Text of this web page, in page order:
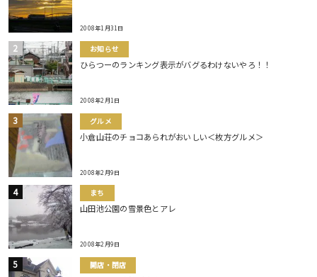
2008年1月31日
お知らせ
ひらつーのランキング表示がバグるわけないやろ！！
2008年2月1日
グルメ
小倉山荘のチョコあられがおいしい＜枚方グルメ＞
2008年2月9日
まち
山田池公園の雪景色とアレ
2008年2月9日
開店・閉店